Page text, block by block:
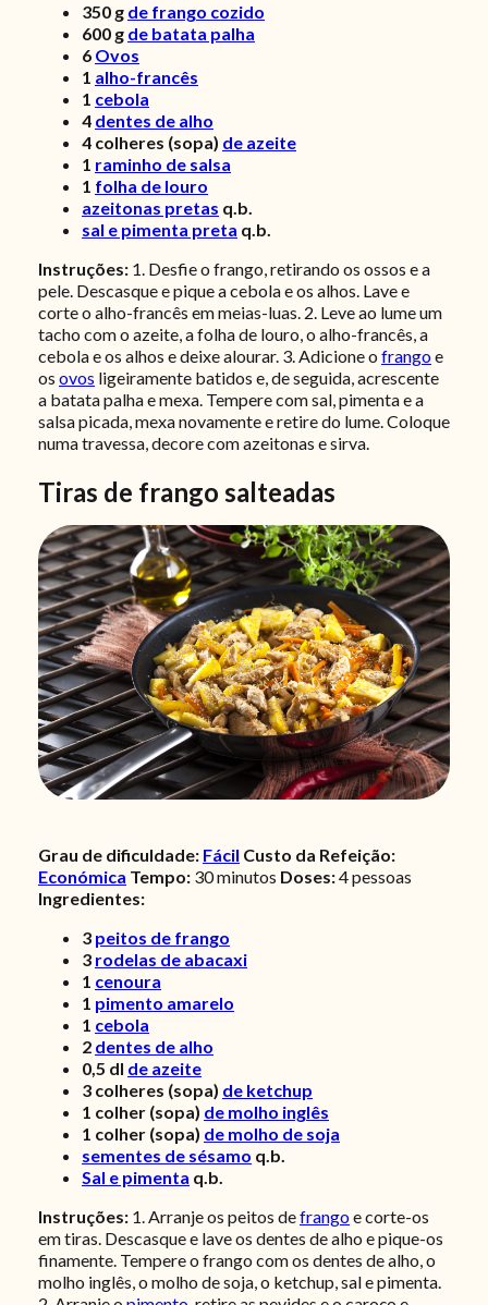
350 g de frango cozido
600 g de batata palha
6 Ovos
1 alho-francês
1 cebola
4 dentes de alho
4 colheres (sopa) de azeite
1 raminho de salsa
1 folha de louro
azeitonas pretas q.b.
sal e pimenta preta q.b.
Instruções: 1. Desfie o frango, retirando os ossos e a
pele. Descasque e pique a cebola e os alhos. Lave e
corte o alho-francês em meias-luas. 2. Leve ao lume um
tacho com o azeite, a folha de louro, o alho-francês, a
cebola e os alhos e deixe alourar. 3. Adicione o frangoe
os ovos ligeiramente batidos e, de seguida, acrescente
a batata palha e mexa. Tempere com sal, pimenta e a
salsa picada, mexa novamente e retire do lume. Coloque
numa travessa, decore com azeitonas e sirva.
Tiras de frango salteadas
Grau de dificuldade: Fácil Custo da Refeição:
Económica Tempo: 30 minutos Doses:4 pessoas
Ingredientes:
3 peitos de frango
3 rodelas de abacaxi
1 cenoura
1 pimento amarelo
1 cebola
2 dentes de alho
0,5 dl de azeite
3 colheres (sopa) de ketchup
1 colher (sopa) de molho inglês
1 colher (sopa) de molho de soja
sementes de sésamo q.b.
Sal e pimenta q.b.
Instruções: 1. Arranje os peitos defrangoe corte-os
em tiras. Descasque e lave os dentes de alho e pique-os
finamente. Tempere o frango com os dentes de alho, o
molho inglês, o molho de soja, o ketchup, sal e pimenta.